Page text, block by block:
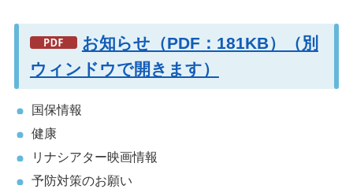
お知らせ（PDF：181KB）（別
ウィンドウで開きます）
国保情報
健康
リナシアター映画情報
予防対策のお願い